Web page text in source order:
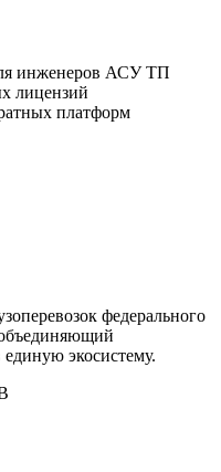
инженеров АСУ ТП
лицензий
платформ
федерального
экосистему.